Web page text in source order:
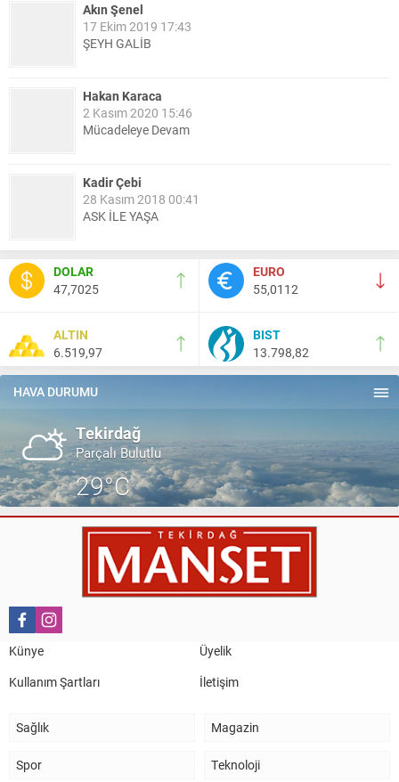
Akın Şenel
17 Ekim 2019 17:43
ŞEYH GALİB
Hakan Karaca
2 Kasım 2020 15:46
Mücadeleye Devam
Kadir Çebi
28 Kasım 2018 00:41
ASK İLE YAŞA
Nail Kazanç
10 Mart 2023 21:36
HAYDİ TEKİRDAĞ MAÇA !!!!
Salih Canikli
5 Kasım 2024 19:54
TEKİRDAĞ İL EMNİYET MÜDÜRÜMÜZE HAYIRLI OLSUN
DOLAR
47,7025
EURO
55,0112
ALTIN
6.519,97
BIST
13.798,82
HAVA DURUMU
Tekirdağ
Parçalı Bulutlu
29°C
Künye
Üyelik
Kullanım Şartları
İletişim
Sağlık Magazin
Spor Teknoloji